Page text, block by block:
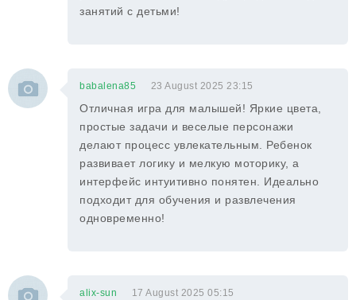
занятий с детьми!
babalena85 23 August 2025 23:15
Отличная игра для малышей! Яркие цвета,
простые задачи и веселые персонажи
делают процесс увлекательным. Ребенок
развивает логику и мелкую моторику, а
интерфейс интуитивно понятен. Идеально
подходит для обучения и развлечения
одновременно!
alix-sun 17 August 2025 05:15